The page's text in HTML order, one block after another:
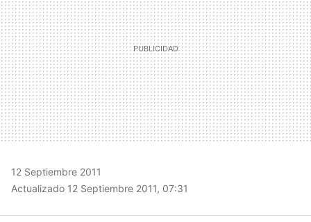
12 Septiembre 2011
Actualizado 12 Septiembre 2011, 07:31